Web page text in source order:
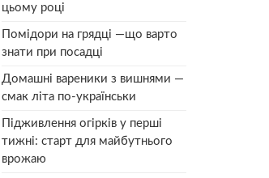
цьому році
Помідори на грядці —що варто
знати при посадці
Домашні вареники з вишнями —
смак літа по-українськи
Підживлення огірків у перші
тижні: старт для майбутнього
врожаю